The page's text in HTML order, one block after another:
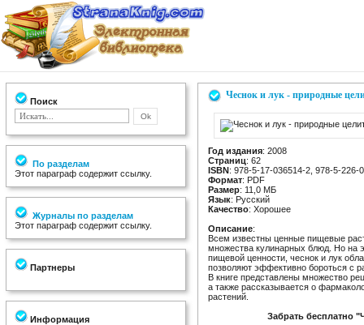
Поиск
По разделам
Этот параграф содержит ссылку.
Журналы по разделам
Этот параграф содержит ссылку.
Партнеры
Информация
Чеснок и лук - природные
Год издания: 2008
Страниц: 62
ISBN: 978-5-17-036514-2, 978-5-226-
Формат: PDF
Размер: 11,0 МБ
Язык: Русский
Качество: Хорошее
Описание:
Всем известны ценные пищевые
множества кулинарных блюд. Но на
пищевой ценности, чеснок и лук
позволяют эффективно бороться с
В книге представлены множество
а также рассказывается о
растений.
Забрать бесплатно